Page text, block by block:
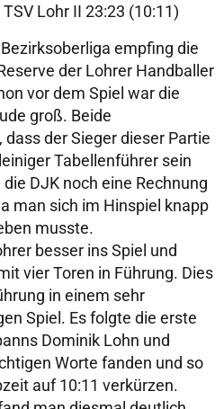
Lohr II 23:23 (10:11)
empfing die
der Lohrer Handballer
vor dem Spiel war die
groß. Beide
der Sieger dieser Partie
Tabellenführer sein
DJK noch eine Rechnung
man sich im Hinspiel knapp
musste.
besser ins Spiel und
vier Toren in Führung. Dies
in einem sehr
Spiel. Es folgte die erste
Dominik Lohn und
Worte fanden und so
auf 10:11 verkürzen.